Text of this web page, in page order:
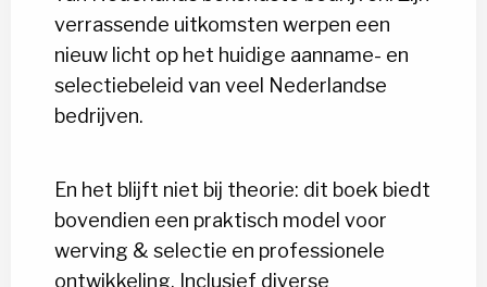
verrassende uitkomsten werpen een
nieuw licht op het huidige aanname- en
selectiebeleid van veel Nederlandse
bedrijven.
En het blijft niet bij theorie: dit boek biedt
bovendien een praktisch model voor
werving & selectie en professionele
ontwikkeling. Inclusief diverse